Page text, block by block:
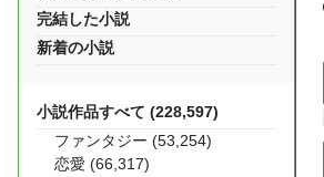
完結した小説
新着の小説
小説作品すべて (228,597)
ファンタジー (53,254)
恋愛 (66,317)